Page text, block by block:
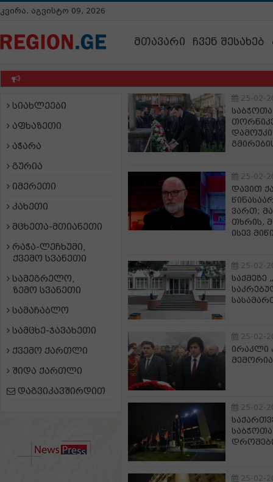
კვირა, აგვისტო 09, 2026
მთავარი ჩვენ შესახებ
სიახლეები
აფხაზეთი
აჭარა
გურია
იმერეთი
კახეთი
მცხეთა-მთიანეთი
რაჭა-ლეჩხუმი,
ქვემო სვანეთი
სამეგრელო,
ზემო სვანეთი
სამაჩაბლო
სამცხე-ჯავახეთი
ქვემო ქართლი
შიდა ქართლი
დაგვიკავშირდით
25-02-
25-02-
დავით
ვართ;
თხრის,
ისევ
25-02-
საქმეზე
25-02-
ირაკლი
25-02-
25-02-